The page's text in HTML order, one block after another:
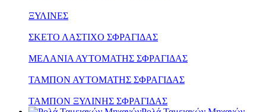
ΞΥΛΙΝΕΣ
ΣΚΕΤΟ ΛΑΣΤΙΧΟ ΣΦΡΑΓΙΔΑΣ
ΜΕΛΑΝΙΑ ΑΥΤΟΜΑΤΗΣ ΣΦΡΑΓΙΔΑΣ
ΤΑΜΠΟΝ ΑΥΤΟΜΑΤΗΣ ΣΦΡΑΓΙΔΑΣ
ΤΑΜΠΟΝ ΞΥΛΙΝΗΣ ΣΦΡΑΓΙΔΑΣ